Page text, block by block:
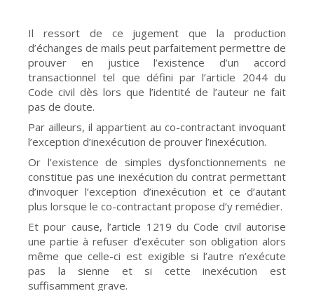
Il ressort de ce jugement que la production
d’échanges de mails peut parfaitement permettre de
prouver en justice l’existence d’un accord
transactionnel tel que défini par l’article 2044 du
Code civil dès lors que l’identité de l’auteur ne fait
pas de doute.
Par ailleurs, il appartient au co-contractant invoquant
l’exception d’inexécution de prouver l’inexécution.
Or l’existence de simples dysfonctionnements ne
constitue pas une inexécution du contrat permettant
d’invoquer l’exception d’inexécution et ce d’autant
plus lorsque le co-contractant propose d’y remédier.
Et pour cause, l’article 1219 du Code civil autorise
une partie à refuser d’exécuter son obligation alors
même que celle-ci est exigible si l’autre n’exécute
pas la sienne et si cette inexécution est
suffisamment grave.